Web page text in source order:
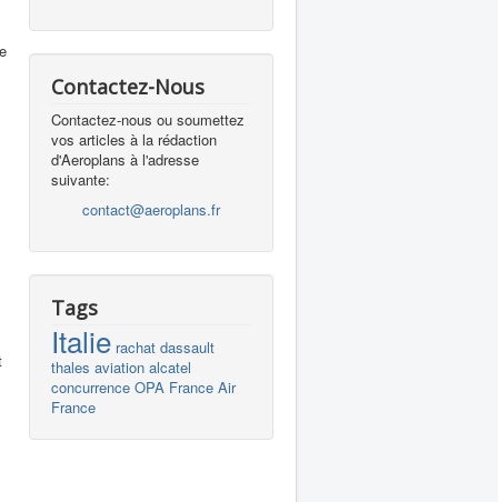
Contactez-Nous
Contactez-nous ou soumettez
vos articles à la rédaction
d'Aeroplans à l'adresse
suivante:
contact@aeroplans.fr
Tags
Italie rachat dassault
thales aviation alcatel
concurrence OPA France Air
France